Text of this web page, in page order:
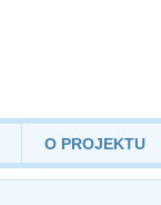
O PROJEKTU